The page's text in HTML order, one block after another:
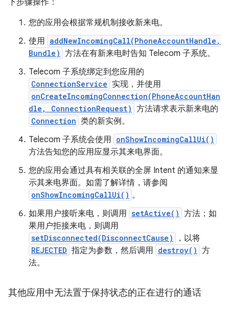
下步骤操作：
您的应用会根据常规机制接收新来电。
使用 addNewIncomingCall(PhoneAccountHandle,
Bundle) 方法在有新来电时告知 Telecom 子系统。
Telecom 子系统绑定到您应用的
ConnectionService 实现，并使用
onCreateIncomingConnection(PhoneAccountHan
dle, ConnectionRequest) 方法请求表示新来电的
Connection 类的新实例。
Telecom 子系统会使用 onShowIncomingCallUi()
方法告知您的应用应显示其来电界面。
您的应用会通过具有相关联的全屏 Intent 的通知来显
示其来电界面。如需了解详情，请参阅
onShowIncomingCallUi() 。
如果用户接听来电，则调用 setActive() 方法；如
果用户拒接来电，则调用
setDisconnected(DisconnectCause) ，以将
REJECTED 指定为参数，然后调用 destroy() 方
法。
其他应用中无法置于保持状态的正在进行的通话